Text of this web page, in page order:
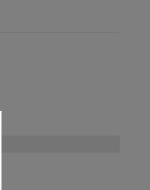
others help us to improve our offering